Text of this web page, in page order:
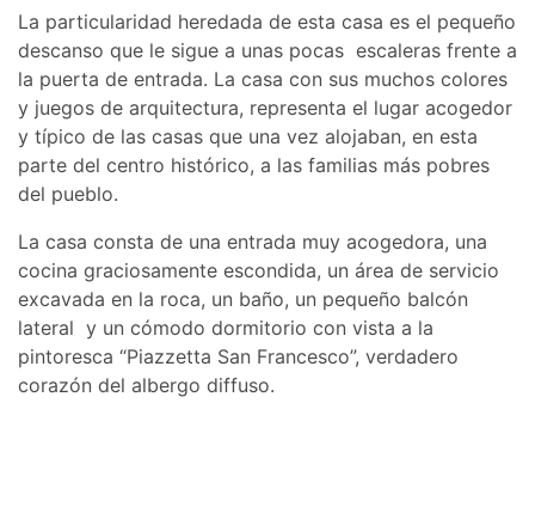
La particularidad heredada de esta casa es el pequeño
descanso que le sigue a unas pocas escaleras frente a
la puerta de entrada. La casa con sus muchos colores
y juegos de arquitectura, representa el lugar acogedor
y típico de las casas que una vez alojaban, en esta
parte del centro histórico, a las familias más pobres
del pueblo.
La casa consta de una entrada muy acogedora, una
cocina graciosamente escondida, un área de servicio
excavada en la roca, un baño, un pequeño balcón
lateral y un cómodo dormitorio con vista a la
pintoresca “Piazzetta San Francesco”, verdadero
corazón del albergo diffuso.